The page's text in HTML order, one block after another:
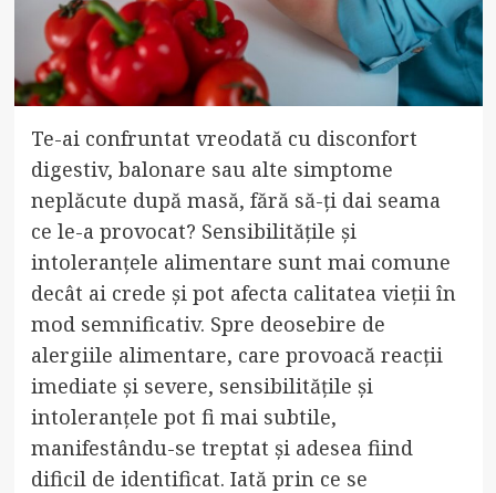
Te-ai confruntat vreodată cu disconfort
digestiv, balonare sau alte simptome
neplăcute după masă, fără să-ți dai seama
ce le-a provocat? Sensibilitățile și
intoleranțele alimentare sunt mai comune
decât ai crede și pot afecta calitatea vieții în
mod semnificativ. Spre deosebire de
alergiile alimentare, care provoacă reacții
imediate și severe, sensibilitățile și
intoleranțele pot fi mai subtile,
manifestându-se treptat și adesea fiind
dificil de identificat. Iată prin ce se